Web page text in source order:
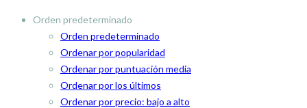
Orden predeterminado
Orden predeterminado
Ordenar por popularidad
Ordenar por puntuación media
Ordenar por los últimos
Ordenar por precio: bajo a alto